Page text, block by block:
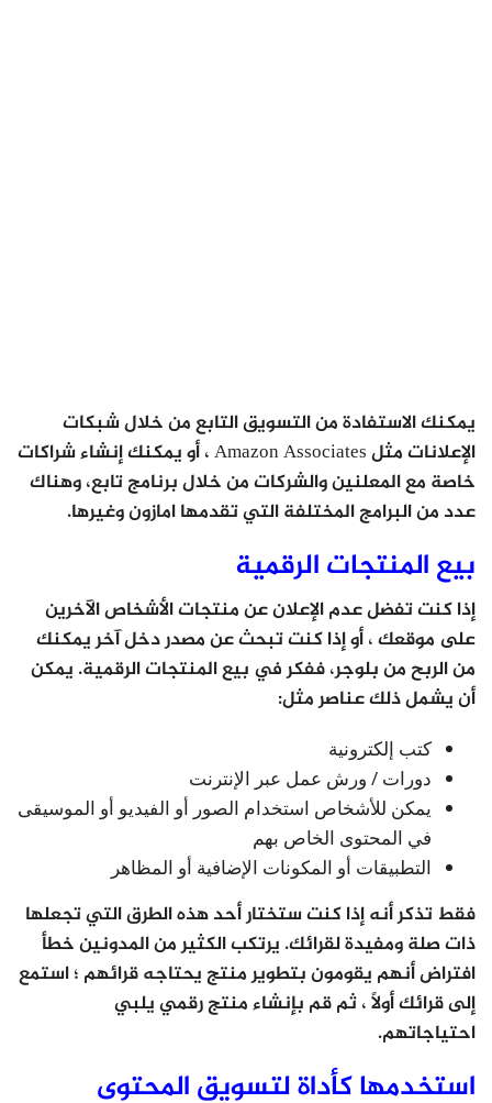
يمكنك الاستفادة من التسويق التابع من خلال شبكات
الإعلانات مثل Amazon Associates ، أو يمكنك إنشاء شراكات
خاصة مع المعلنين والشركات من خلال برنامج تابع، وهناك
عدد من البرامج المختلفة التي تقدمها امازون وغيرها.
بيع المنتجات الرقمية
إذا كنت تفضل عدم الإعلان عن منتجات الأشخاص الآخرين
على موقعك ، أو إذا كنت تبحث عن مصدر دخل آخر يمكنك
من الربح من بلوجر، ففكر في بيع المنتجات الرقمية. يمكن
أن يشمل ذلك عناصر مثل:
كتب إلكترونية
دورات / ورش عمل عبر الإنترنت
يمكن للأشخاص استخدام الصور أو الفيديو أو الموسيقى
في المحتوى الخاص بهم
التطبيقات أو المكونات الإضافية أو المظاهر
فقط تذكر أنه إذا كنت ستختار أحد هذه الطرق التي تجعلها
ذات صلة ومفيدة لقرائك. يرتكب الكثير من المدونين خطأ
افتراض أنهم يقومون بتطوير منتج يحتاجه قرائهم ؛ استمع
إلى قرائك أولاً ، ثم قم بإنشاء منتج رقمي يلبي
احتياجاتهم.
استخدمها كأداة لتسويق المحتوى